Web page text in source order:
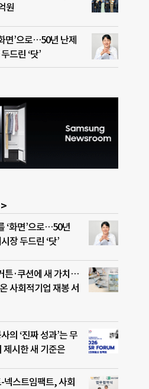
원
면’으로…50년 난제
드린 ‘닷’
‘화면’으로…50년
장 두드린 ‘닷’
튼·쿠션에 새 가치…
사회적기업 재봉 서
의 ‘진짜 성과’는 무
시한 새 기준은
넥스트임팩트, 사회